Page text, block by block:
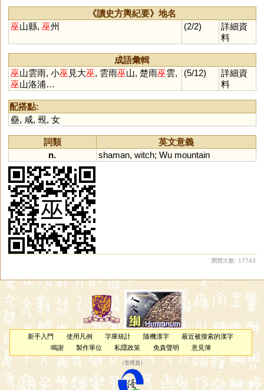
《讀史方輿紀要》地名
巫山縣, 巫州 (2/2)
詳細資
料
成語彙輯
巫山雲雨, 小巫 見大巫, 雲雨巫山, 楚雨巫雲,
巫山洛浦…
(5/12)
詳細資
料
配搭點:
蠱, 咸, 覡, 女
詞類
英文意義
n.
shaman, witch; Wu mountain
瀏覽次數: 17743
新手入門 使用凡例 字庫統計 隨機漢字
最近被搜索的漢字
鳴謝
製作單位 私隱政策 免責聲明 意見簿
（管理員 ）